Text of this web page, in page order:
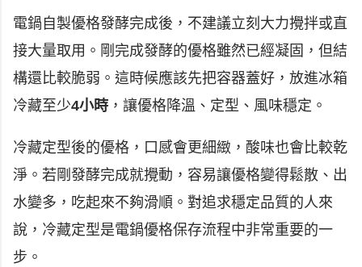
電鍋自製優格發酵完成後，不建議立刻大力攪拌或直
接大量取用。剛完成發酵的優格雖然已經凝固，但結
構還比較脆弱。這時候應該先把容器蓋好，放進冰箱
冷藏至少4小時 ，讓優格降溫、定型、風味穩定。
冷藏定型後的優格，口感會更細緻，酸味也會比較乾
淨。若剛發酵完成就攪動，容易讓優格變得鬆散、出
水變多，吃起來不夠滑順。對追求穩定品質的人來
說，冷藏定型是電鍋優格保存流程中非常重要的一
步。